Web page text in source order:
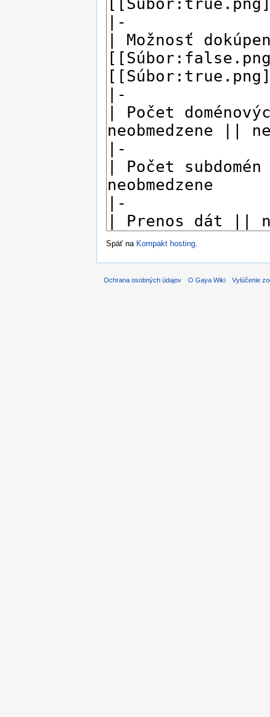
Späť na Kompakt hosting
Ochrana osobných údajov O Gaya Wiki Vylúčenie